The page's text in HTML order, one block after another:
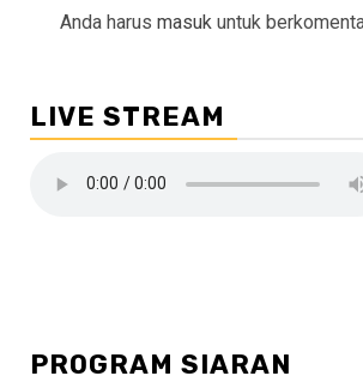
Anda harus masuk untuk
LIVE STREAM
PROGRAM SIARAN